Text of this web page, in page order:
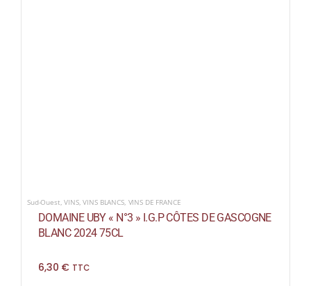
Sud-Ouest ,VINS,VINS BLANCS, VINS DE FRANCE
DOMAINE UBY « N°3 » I.G.P CÔTES DE GASCOGNE
BLANC 2024 75CL
6,30 € TTC